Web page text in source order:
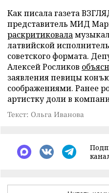
Как писала газета
представитель МИД
раскритиковала
латвийской
советского формата.
Алексей Росликов
заявления певицы
соображениями. Ранее
артистку доли в
Текст: Ольга Иванова